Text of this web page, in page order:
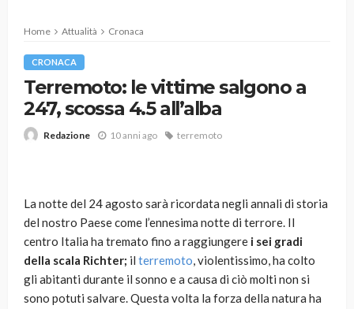
Home Attualità Cronaca
CRONACA
Terremoto: le vittime salgono a
247, scossa 4.5 all’alba
Redazione 10 anni ago terremoto
La notte del 24 agosto sarà ricordata negli annali di storia
del nostro Paese come l’ennesima notte di terrore. Il
centro Italia ha tremato fino a raggiungere i sei gradi
della scala Richter; il terremoto, violentissimo, ha colto
gli abitanti durante il sonno e a causa di ciò molti non si
sono potuti salvare. Questa volta la forza della natura ha